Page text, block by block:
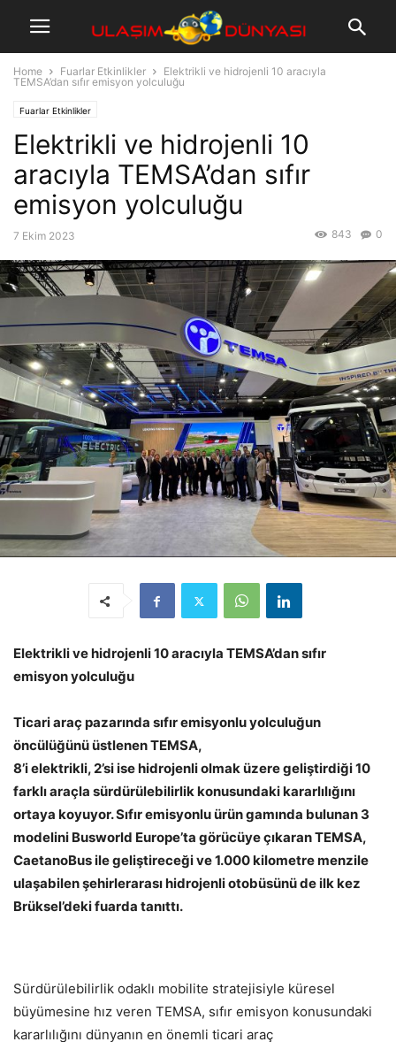
Home Fuarlar Etkinlikler
Elektrikli ve hidrojenli 10 aracıyla
TEMSA’dan sıfır emisyon yolculuğu
Fuarlar Etkinlikler
Elektrikli ve hidrojenli 10
aracıyla TEMSA’dan sıfır
emisyon yolculuğu
7 Ekim 2023 0
843
Elektrikli ve hidrojenli 10 aracıyla TEMSA’dan sıfır
emisyon yolculuğu
Ticari araç pazarında sıfır emisyonlu yolculuğun
öncülüğünü üstlenen TEMSA,
8’i elektrikli, 2’si ise hidrojenli olmak üzere geliştirdiği 10
farklı araçla sürdürülebilirlik konusundaki kararlılığını
ortaya koyuyor. Sıfır emisyonlu ürün gamında bulunan 3
modelini Busworld Europe’ta görücüye çıkaran TEMSA,
CaetanoBus ile geliştireceği ve 1.000 kilometre menzile
ulaşabilen şehirlerarası hidrojenli otobüsünü de ilk kez
Brüksel’deki fuarda tanıttı.
Sürdürülebilirlik odaklı mobilite stratejisiyle küresel
büyümesine hız veren TEMSA, sıfır emisyon konusundaki
kararlılığını dünyanın en önemli ticari araç